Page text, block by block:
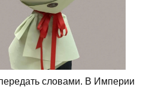
словами. В Империи